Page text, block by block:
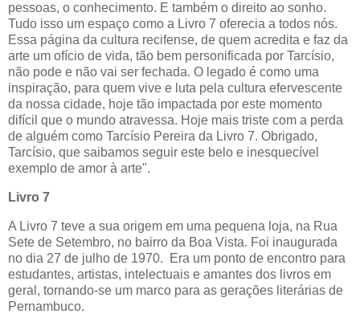
pessoas, o conhecimento. E também o direito ao sonho.
Tudo isso um espaço como a Livro 7 oferecia a todos nós.
Essa página da cultura recifense, de quem acredita e faz da
arte um ofício de vida, tão bem personificada por Tarcísio,
não pode e não vai ser fechada. O legado é como uma
inspiração, para quem vive e luta pela cultura efervescente
da nossa cidade, hoje tão impactada por este momento
difícil que o mundo atravessa. Hoje mais triste com a perda
de alguém como Tarcísio Pereira da Livro 7. Obrigado,
Tarcísio, que saibamos seguir este belo e inesquecível
exemplo de amor à arte".
Livro 7
A Livro 7 teve a sua origem em uma pequena loja, na Rua
Sete de Setembro, no bairro da Boa Vista. Foi inaugurada
no dia 27 de julho de 1970. Era um ponto de encontro para
estudantes, artistas, intelectuais e amantes dos livros em
geral, tornando-se um marco para as gerações literárias de
Pernambuco.